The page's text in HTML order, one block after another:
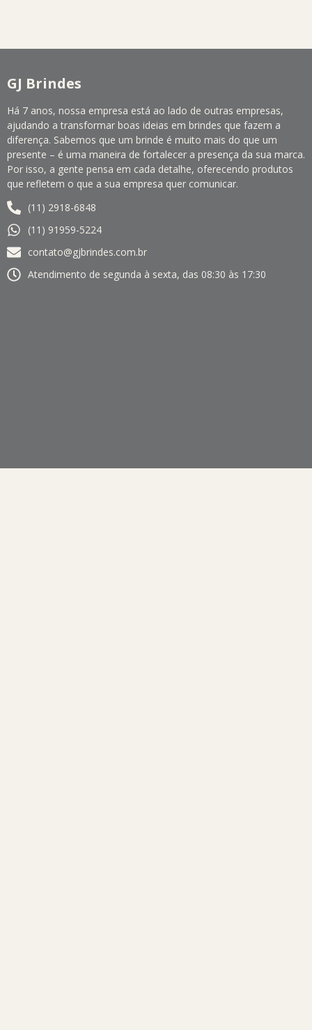
GJ Brindes
Há 7 anos, nossa empresa está ao lado de outras empresas,
ajudando a transformar boas ideias em brindes que fazem a
diferença. Sabemos que um brinde é muito mais do que um
presente – é uma maneira de fortalecer a presença da sua marca.
Por isso, a gente pensa em cada detalhe, oferecendo produtos
que refletem o que a sua empresa quer comunicar.
(11) 2918-6848
(11) 91959-5224
contato@gjbrindes.com.br
Atendimento de segunda à sexta, das 08:30 às 17:30